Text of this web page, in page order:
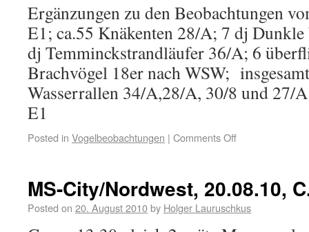
Ergänzungen zu den Beobachtungen
E1; ca.55 Knäkenten 28/A; 7 dj
dj Temminckstrandläufer 36/A; 6
Brachvögel 18er nach WSW;
Wasserrallen 34/A,28/A, 30/8 und 27/
E1
Posted in Vogelbeobachtungen | Comments Off
MS-City/Nordwest, 20.08.10,
Posted on 20. August 2010by Holger Lauruschkus